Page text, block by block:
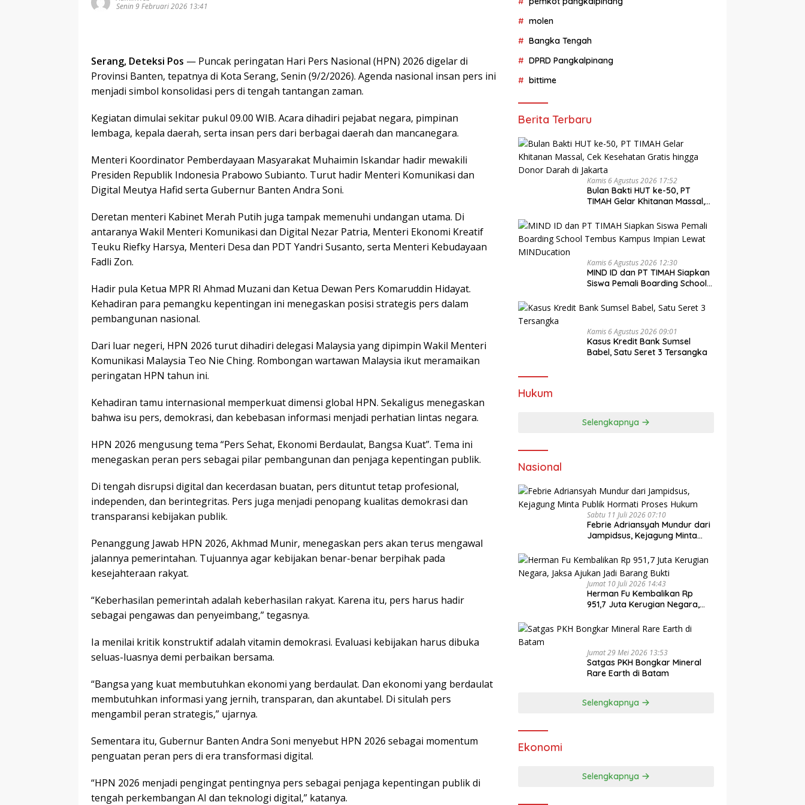
Senin 9 Februari 2026 13:41
Serang, Deteksi Pos — Puncak peringatan Hari Pers Nasional (HPN) 2026 digelar di
Provinsi Banten, tepatnya di Kota Serang, Senin (9/2/2026). Agenda nasional insan pers ini
menjadi simbol konsolidasi pers di tengah tantangan zaman.
Kegiatan dimulai sekitar pukul 09.00 WIB. Acara dihadiri pejabat negara, pimpinan
lembaga, kepala daerah, serta insan pers dari berbagai daerah dan mancanegara.
Menteri Koordinator Pemberdayaan Masyarakat Muhaimin Iskandar hadir mewakili
Presiden Republik Indonesia Prabowo Subianto. Turut hadir Menteri Komunikasi dan
Digital Meutya Hafid serta Gubernur Banten Andra Soni.
Deretan menteri Kabinet Merah Putih juga tampak memenuhi undangan utama. Di
antaranya Wakil Menteri Komunikasi dan Digital Nezar Patria, Menteri Ekonomi Kreatif
Teuku Riefky Harsya, Menteri Desa dan PDT Yandri Susanto, serta Menteri Kebudayaan
Fadli Zon.
Hadir pula Ketua MPR RI Ahmad Muzani dan Ketua Dewan Pers Komaruddin Hidayat.
Kehadiran para pemangku kepentingan ini menegaskan posisi strategis pers dalam
pembangunan nasional.
Dari luar negeri, HPN 2026 turut dihadiri delegasi Malaysia yang dipimpin Wakil Menteri
Komunikasi Malaysia Teo Nie Ching. Rombongan wartawan Malaysia ikut meramaikan
peringatan HPN tahun ini.
Kehadiran tamu internasional memperkuat dimensi global HPN. Sekaligus menegaskan
bahwa isu pers, demokrasi, dan kebebasan informasi menjadi perhatian lintas negara.
HPN 2026 mengusung tema “Pers Sehat, Ekonomi Berdaulat, Bangsa Kuat”. Tema ini
menegaskan peran pers sebagai pilar pembangunan dan penjaga kepentingan publik.
Di tengah disrupsi digital dan kecerdasan buatan, pers dituntut tetap profesional,
independen, dan berintegritas. Pers juga menjadi penopang kualitas demokrasi dan
transparansi kebijakan publik.
Penanggung Jawab HPN 2026, Akhmad Munir, menegaskan pers akan terus mengawal
jalannya pemerintahan. Tujuannya agar kebijakan benar-benar berpihak pada
kesejahteraan rakyat.
“Keberhasilan pemerintah adalah keberhasilan rakyat. Karena itu, pers harus hadir
sebagai pengawas dan penyeimbang,” tegasnya.
Ia menilai kritik konstruktif adalah vitamin demokrasi. Evaluasi kebijakan harus dibuka
seluas-luasnya demi perbaikan bersama.
“Bangsa yang kuat membutuhkan ekonomi yang berdaulat. Dan ekonomi yang berdaulat
membutuhkan informasi yang jernih, transparan, dan akuntabel. Di situlah pers
mengambil peran strategis,” ujarnya.
Sementara itu, Gubernur Banten Andra Soni menyebut HPN 2026 sebagai momentum
penguatan peran pers di era transformasi digital.
“HPN 2026 menjadi pengingat pentingnya pers sebagai penjaga kepentingan publik di
tengah perkembangan AI dan teknologi digital,” katanya.
molen
Bangka Tengah
DPRD Pangkalpinang
bittime
Berita Terbaru
Kamis 6 Agustus 2026 17:52
Bulan Bakti HUT ke-50, PT
TIMAH Gelar Khitanan Massal,
Donor Darah di Jakarta
Kamis 6 Agustus 2026 12:30
MIND ID dan PT TIMAH Siapkan
Siswa Pemali Boarding School
MINDucation
Kamis 6 Agustus 2026 09:01
Kasus Kredit Bank Sumsel
Babel, Satu Seret 3 Tersangka
Hukum
Selengkapnya
Nasional
Sabtu 11 Juli 2026 07:10
Febrie Adriansyah Mundur dari
Jampidsus, Kejagung Minta
Jumat 10 Juli 2026 14:43
Herman Fu Kembalikan Rp
951,7 Juta Kerugian Negara,
Bukti
Jumat 29 Mei 2026 13:53
Satgas PKH Bongkar Mineral
Selengkapnya
Ekonomi
Selengkapnya